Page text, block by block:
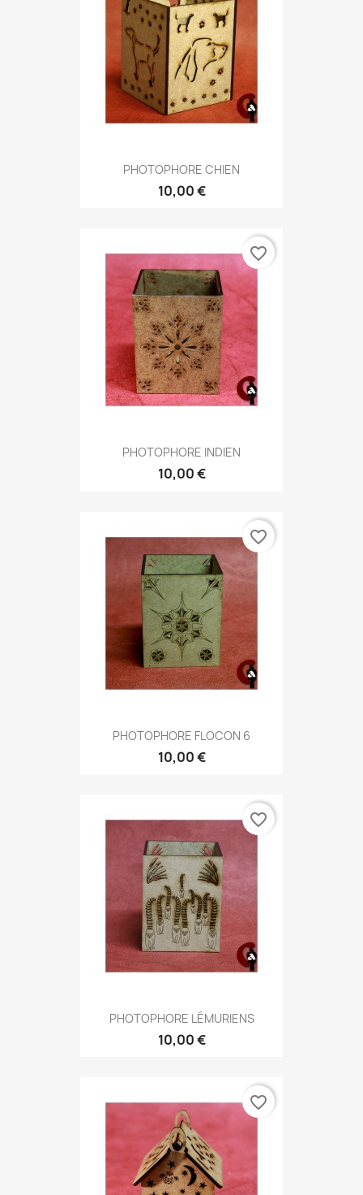
PHOTOPHORE CHIEN
10,00 €
PHOTOPHORE INDIEN
10,00 €
favorite_border
PHOTOPHORE FLOCON 6
10,00 €
favorite_border
PHOTOPHORE LÉMURIENS
10,00 €
favorite_border
favorite_border